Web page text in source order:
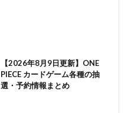
【2026年8月9日更新】ONE
PIECE カードゲーム各種の抽
選・予約情報まとめ